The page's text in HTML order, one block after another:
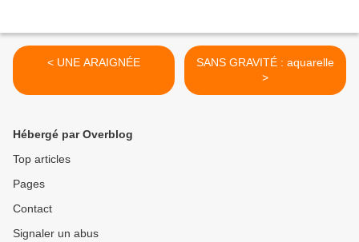
< UNE ARAIGNÉE
SANS GRAVITÉ : aquarelle
>
Hébergé par Overblog
Top articles
Pages
Contact
Signaler un abus